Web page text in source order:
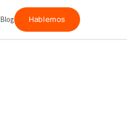
Blog Hablemos